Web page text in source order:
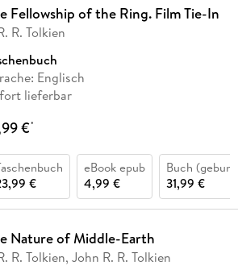
Fellowship of the Ring. Film Tie-In
R. Tolkien
Englisch
lieferbar
€*
€
eBook epub
4,99 €
Buch
31,99 €
Nature of Middle-Earth
R. Tolkien, John R. R. Tolkien